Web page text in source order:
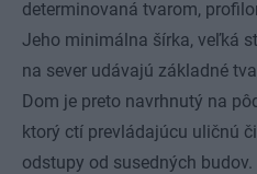
determinovaná tvarom,
Jeho minimálna šírka, veľká
na sever udávajú základné
Dom je preto navrhnutý na
ktorý ctí prevládajúcu uličnú
odstupy od susedných budov.